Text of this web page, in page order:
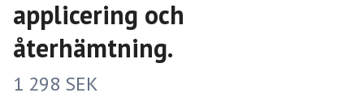
applicering och
återhämtning.
1 298 SEK